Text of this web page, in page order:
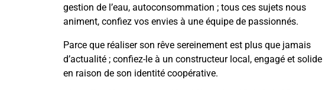
gestion de l’eau, autoconsommation ; tous ces sujets nous
animent, confiez vos envies à une équipe de passionnés.
Parce que réaliser son rêve sereinement est plus que jamais
d’actualité ; confiez-le à un constructeur local, engagé et solide
en raison de son identité coopérative.